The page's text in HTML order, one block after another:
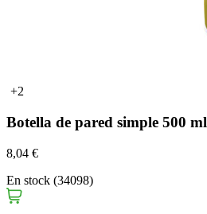
+2
Botella de pared simple 500 ml
8,04 €
En stock (34098)